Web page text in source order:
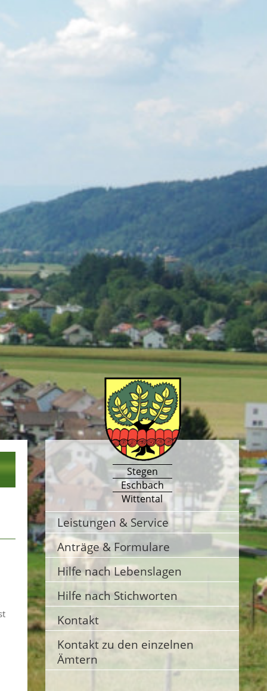
Stegen
Eschbach
Wittental
Leistungen & Service
Anträge & Formulare
Hilfe nach Lebenslagen
Hilfe nach Stichworten
Kontakt
Kontakt zu den einzelnen
Ämtern